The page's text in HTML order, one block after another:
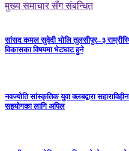
मुख्य समाचार सँग संबन्धित
सांसद कमल सुवेदी भोलि तुलसीपुर–३
विकासका विषयमा भेटघाट हुने
नवज्योति सांस्कृतिक युवा क्लबद्वारा
सहयोगका लागि अपिल